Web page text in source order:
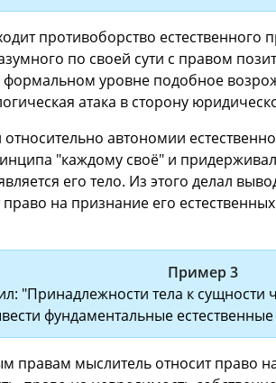
противоборство естественного
по своей сути с правом
уровне подобное
атака в сторону
автономии
"каждому своё" и
его тело. Из этого делал
право на признание его
Пример 3
"Принадлежности тела к сущности
фундаментальные
правам мыслитель относит право